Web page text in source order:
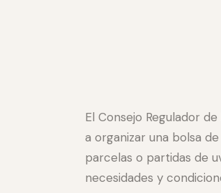
El Consejo Regulador
a organizar una bolsa
parcelas o partidas de
necesidades y